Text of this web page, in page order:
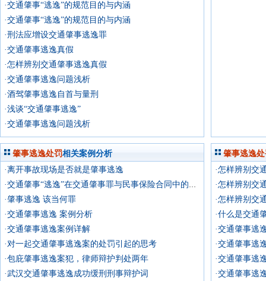
·交通肇事“逃逸”的规范目的与内涵
·交通肇事“逃逸”的规范目的与内涵
·刑法应增设交通肇事逃逸罪
·交通肇事逃逸真假
·怎样辨别交通肇事逃逸真假
·交通肇事逃逸问题浅析
·酒驾肇事逃逸自首与量刑
·浅谈“交通肇事逃逸”
·交通肇事逃逸问题浅析
肇事逃逸处罚相关案例分析
·离开事故现场是否就是肇事逃逸
·交通肇事“逃逸”在交通肇事罪与民事保险合同中的理解与区分
·肇事逃逸 该当何罪
·交通肇事逃逸 案例分析
·交通肇事逃逸案例详解
·对一起交通肇事逃逸案的处罚引起的思考
·包庇肇事逃逸案犯，律师辩护判处两年
·武汉交通肇事逃逸成功缓刑刑事辩护词
肇事逃逸
·怎样辨别交
·怎样辨别交
·怎样辨别交
·什么是交通
·交通肇事逃
·交通肇事逃
·交通肇事逃
·交通肇事逃